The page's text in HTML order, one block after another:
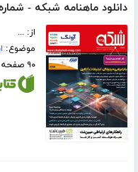
دانلود ماهنامه شبکه - شماره
از: ...
موضوع:
۹۰ صفحه